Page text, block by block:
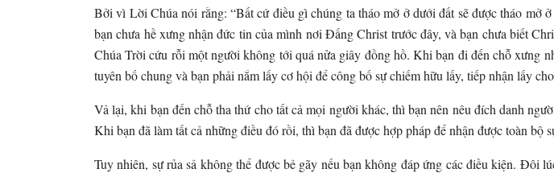
Bởi vì Lời Chúa nói rằng: “Bất cứ điều gì chúng ta tháo mở ở dưới đất sẽ được tháo mở
bạn chưa hề xưng nhận đức tin của mình nơi Đấng Christ trước đây, và bạn chưa biết
Chúa Trời cứu rỗi một người không tới quá nửa giây đồng hồ. Khi bạn đi đến chỗ xưng
tuyên bố chung và bạn phải nắm lấy cơ hội để công bố sự chiếm hữu lấy, tiếp nhận lấy
Vả lại, khi bạn đến chỗ tha thứ cho tất cả mọi người khác, thì bạn nên nêu đích danh
Khi bạn đã làm tất cả những điều đó rồi, thì bạn đã được hợp pháp để nhận được toàn bộ
Tuy nhiên, sự rủa sả không thể được bẻ gãy nếu bạn không đáp ứng các điều kiện.